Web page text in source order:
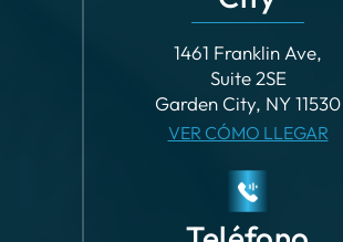
1461 Franklin Ave,
Suite 2SE
Garden City, NY 11530
VER CÓMO LLEGAR